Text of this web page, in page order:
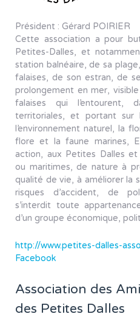
Président : Gérard POIRIER
Cette association a pour
Petites-Dalles, et
station balnéaire, de sa
falaises, de son estran, de
prolongement en mer,
falaises qui
territoriales, et portant sur
l’environnement naturel, la
flore et la faune marines,
action, aux Petites Dalles
ou maritimes, de nature à
qualité de vie, à améliorer la
risques d’accident, de
s’interdit toute
d’un groupe économique,
http://www.petites-dalles-
Facebook
Association des
des Petites Dalles